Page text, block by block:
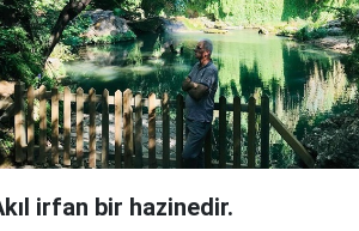
irfan bir hazinedir.